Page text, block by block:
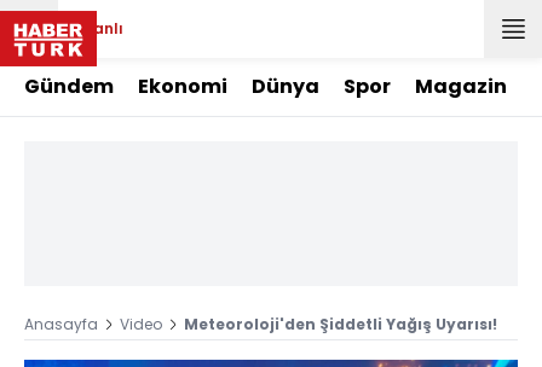
Canlı
Gündem Ekonomi Dünya Spor Magazin
Anasayfa Video Meteoroloji'den Şiddetli Yağış Uyarısı!